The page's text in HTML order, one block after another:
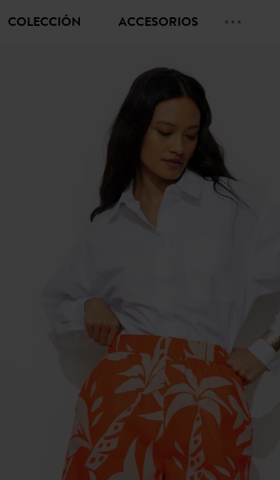
COLECCIÓN ACCESORIOS